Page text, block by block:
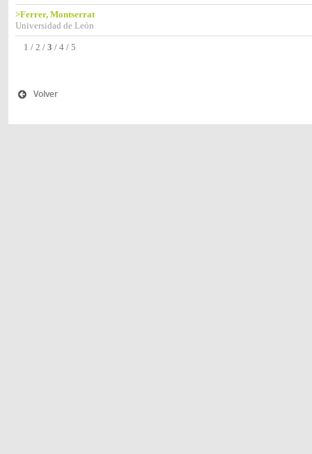
>Ferrer, Montserrat
Universidad de León
1 / 2 / 3 / 4 / 5
Volver